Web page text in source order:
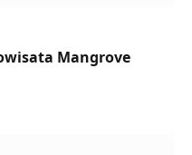
Mangrove